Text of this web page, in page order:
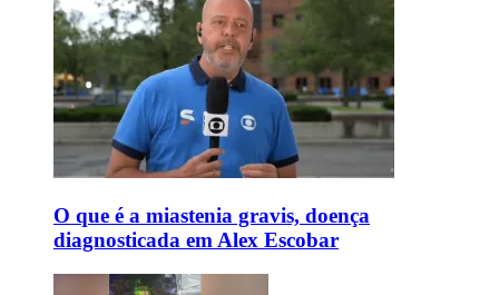
O que é a miastenia gravis, doença
diagnosticada em Alex Escobar